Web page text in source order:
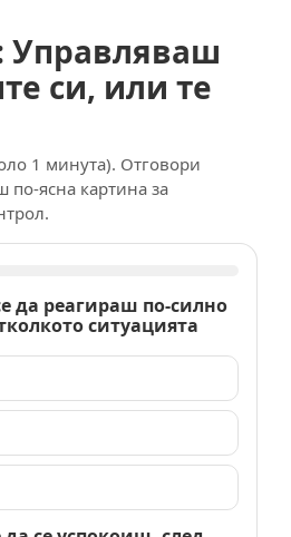
Управляваш
си, или те
1 минута). Отговори
по-ясна картина за
да реагираш по-силно
ситуацията